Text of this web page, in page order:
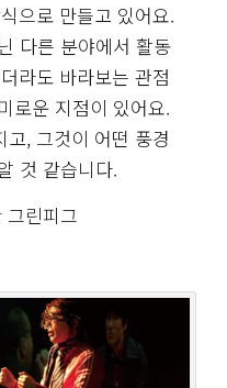
으로 만들고 있어요.
다른 분야에서 활동
라도 바라보는 관점
로운 지점이 있어요.
, 그것이 어떤 풍경
것 같습니다.
그린피그